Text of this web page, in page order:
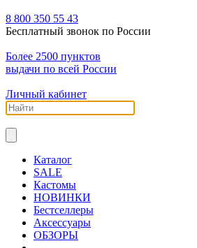
8 800 350 55 43
Бесплатный звонок по России
Более 2500 пунктов
выдачи по всей России
Личный кабинет
Каталог
SALE
Кастомы
НОВИНКИ
Бестселлеры
Аксессуары
ОБЗОРЫ